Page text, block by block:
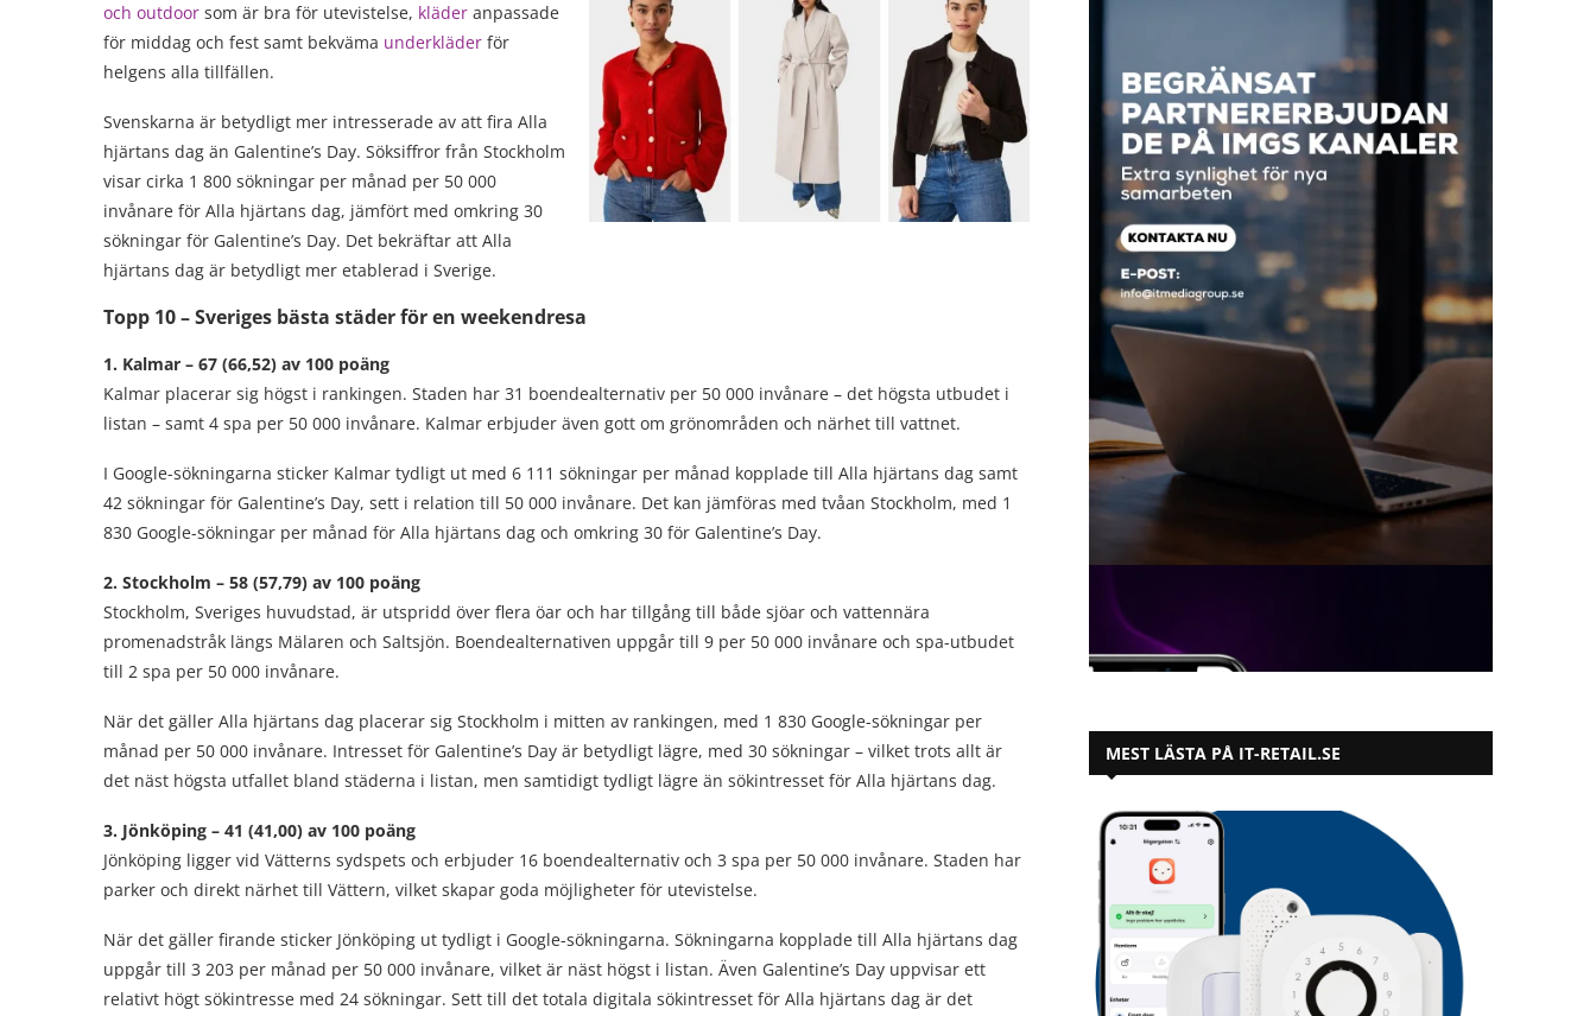
och outdoor som är bra för utevistelse, kläder anpassade
för middag och fest samt bekväma underkläder för
helgens alla tillfällen.
Svenskarna är betydligt mer intresserade av att fira Alla
hjärtans dag än Galentine’s Day. Söksiffror från Stockholm
visar cirka 1 800 sökningar per månad per 50 000
invånare för Alla hjärtans dag, jämfört med omkring 30
sökningar för Galentine’s Day. Det bekräftar att Alla
hjärtans dag är betydligt mer etablerad i Sverige.
Topp 10 – Sveriges bästa städer för en weekendresa
1. Kalmar – 67 (66,52) av 100 poäng
Kalmar placerar sig högst i rankingen. Staden har 31 boendealternativ per 50 000 invånare – det högsta utbudet i
listan – samt 4 spa per 50 000 invånare. Kalmar erbjuder även gott om grönområden och närhet till vattnet.
I Google-sökningarna sticker Kalmar tydligt ut med 6 111 sökningar per månad kopplade till Alla hjärtans dag samt
42 sökningar för Galentine’s Day, sett i relation till 50 000 invånare. Det kan jämföras med tvåan Stockholm, med 1
830 Google-sökningar per månad för Alla hjärtans dag och omkring 30 för Galentine’s Day.
2. Stockholm – 58 (57,79) av 100 poäng
Stockholm, Sveriges huvudstad, är utspridd över flera öar och har tillgång till både sjöar och vattennära
promenadstråk längs Mälaren och Saltsjön. Boendealternativen uppgår till 9 per 50 000 invånare och spa-utbudet
till 2 spa per 50 000 invånare.
När det gäller Alla hjärtans dag placerar sig Stockholm i mitten av rankingen, med 1 830 Google-sökningar per
månad per 50 000 invånare. Intresset för Galentine’s Day är betydligt lägre, med 30 sökningar – vilket trots allt är
det näst högsta utfallet bland städerna i listan, men samtidigt tydligt lägre än sökintresset för Alla hjärtans dag.
3. Jönköping – 41 (41,00) av 100 poäng
Jönköping ligger vid Vätterns sydspets och erbjuder 16 boendealternativ och 3 spa per 50 000 invånare. Staden har
parker och direkt närhet till Vättern, vilket skapar goda möjligheter för utevistelse.
När det gäller firande sticker Jönköping ut tydligt i Google-sökningarna. Sökningarna kopplade till Alla hjärtans dag
uppgår till 3 203 per månad per 50 000 invånare, vilket är näst högst i listan. Även Galentine’s Day uppvisar ett
relativt högt sökintresse med 24 sökningar. Sett till det totala digitala sökintresset för Alla hjärtans dag är det
MEST LÄSTA PÅ IT-RETAIL.SE